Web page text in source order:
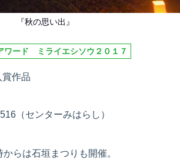
『秋の思い出』
ワード ミライエシソウ２０１７
作品
（センターみはらし）
らは石垣まつりも開催。